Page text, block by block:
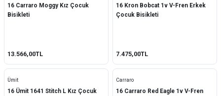
16 Carraro Moggy Kız Çocuk
Bisikleti
13.566,00TL
16 Kron Bobcat 1v V-Fren Erkek
Çocuk Bisikleti
7.475,00TL
Ümit
16 Ümit 1641 Stitch L Kız Çocuk
Carraro
16 Carraro Red Eagle 1v V-Fren